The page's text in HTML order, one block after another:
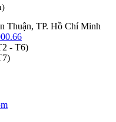
Thuận, TP. Hồ Chí Minh
- T6)